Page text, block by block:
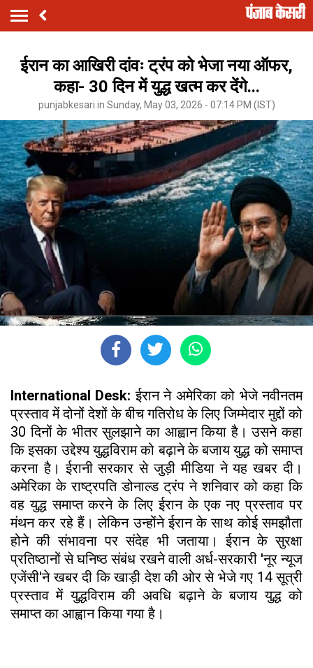
ईरान का आखिरी दांवः ट्रंप को भेजा नया ऑफर,
कहा- 30 दिन में युद्ध खत्म कर देंगे...
punjabkesari.in Sunday, May 03, 2026 - 07:14 PM (IST)
International Desk:ईरान ने अमेरिका को भेजे नवीनतम
प्रस्ताव में दोनों देशों के बीच गतिरोध के लिए जिम्मेदार मुद्दों को
30 दिनों के भीतर सुलझाने का आह्वान किया है। उसने कहा
कि इसका उद्देश्य युद्धविराम को बढ़ाने के बजाय युद्ध को समाप्त
करना है। ईरानी सरकार से जुड़ी मीडिया ने यह खबर दी।
अमेरिका के राष्ट्रपति डोनाल्ड ट्रंप ने शनिवार को कहा कि
वह युद्ध समाप्त करने के लिए ईरान के एक नए प्रस्ताव पर
मंथन कर रहे हैं। लेकिन उन्होंने ईरान के साथ कोई समझौता
होने की संभावना पर संदेह भी जताया। ईरान के सुरक्षा
प्रतिष्ठानों से घनिष्ठ संबंध रखने वाली अर्ध-सरकारी 'नूर न्यूज
एजेंसी'ने खबर दी कि खाड़ी देश की ओर से भेजे गए 14 सूत्री
प्रस्ताव में युद्धविराम की अवधि बढ़ाने के बजाय युद्ध को
समाप्त का आह्वान किया गया है।